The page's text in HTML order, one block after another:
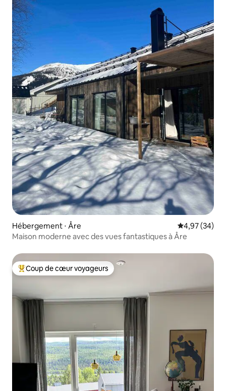
Hébergement ⋅ Åre Évaluation
4,97 (34)
Maison moderne avec des vues fantastiques à Åre
Coups de cœur voyageurs les plus appréciés
Coup de cœur voyageurs